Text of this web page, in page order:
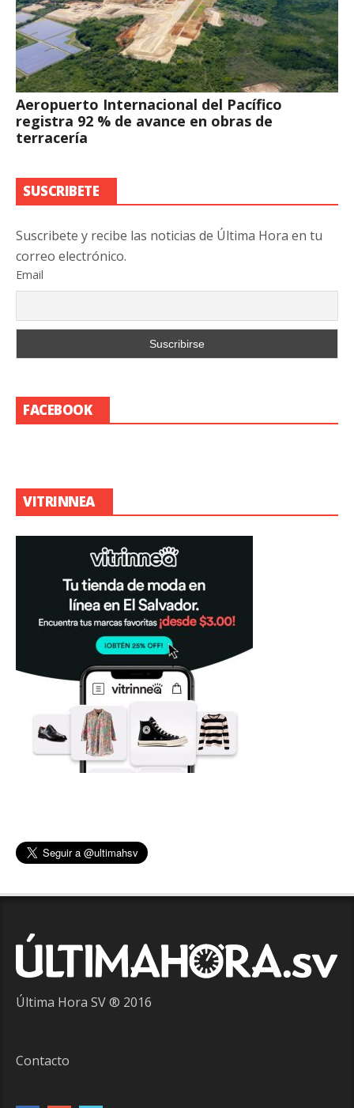
Aeropuerto Internacional del Pacífico
registra 92 % de avance en obras de
terracería
SUSCRIBETE
Suscribete y recibe las noticias de Última Hora en tu
correo electrónico.
Email
FACEBOOK
VITRINNEA
Última Hora SV ® 2016
Contacto